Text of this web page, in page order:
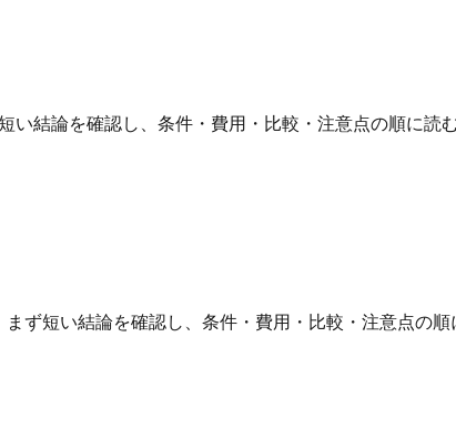
結論を確認し、条件・費用・比較・注意点の順に読
ず短い結論を確認し、条件・費用・比較・注意点の